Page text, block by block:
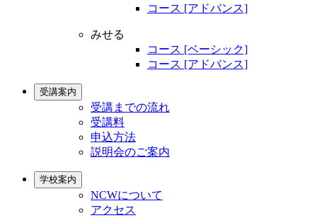
コース [アドバンス]
みせる
コース [ベーシック]
コース [アドバンス]
受講案内
受講までの流れ
受講料
申込方法
説明会のご案内
学校案内
NCWについて
アクセス